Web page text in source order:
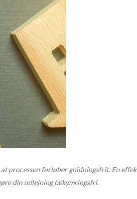
processen forløber gnidningsfrit. En
din udlejning bekymringsfri.